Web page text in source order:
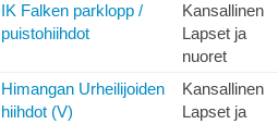
IK Falken parklopp /
puistohiihdot
Kansallinen
Lapset ja
nuoret
Himangan Urheilijoiden
hiihdot (V)
Kansallinen
Lapset ja